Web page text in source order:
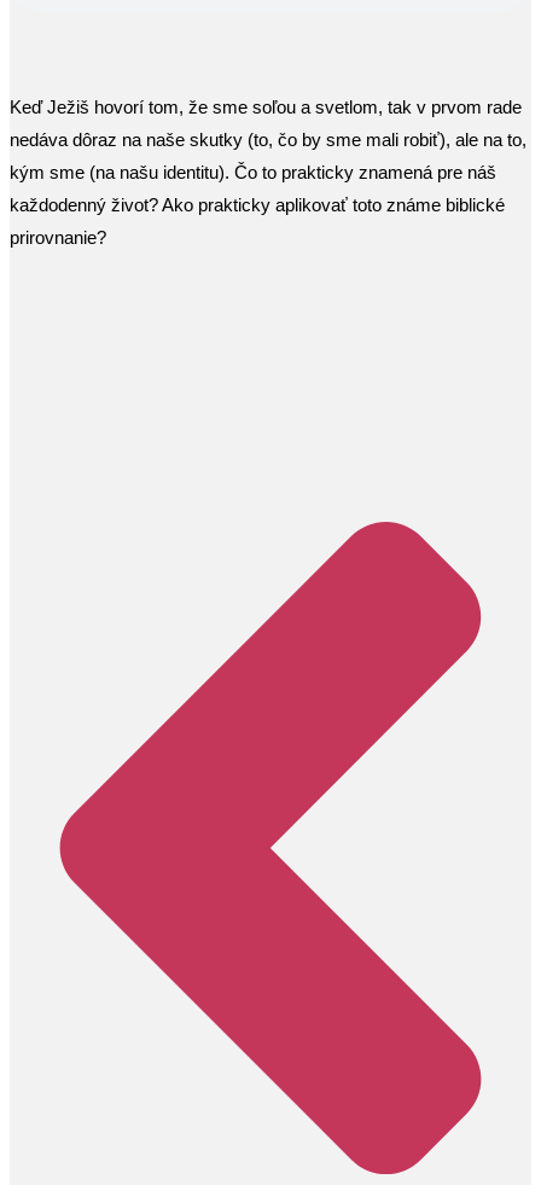
Keď Ježiš hovorí tom, že sme soľou a svetlom, tak v prvom rade
nedáva dôraz na naše skutky (to, čo by sme mali robiť), ale na to,
kým sme (na našu identitu). Čo to prakticky znamená pre náš
každodenný život? Ako prakticky aplikovať toto známe biblické
prirovnanie?